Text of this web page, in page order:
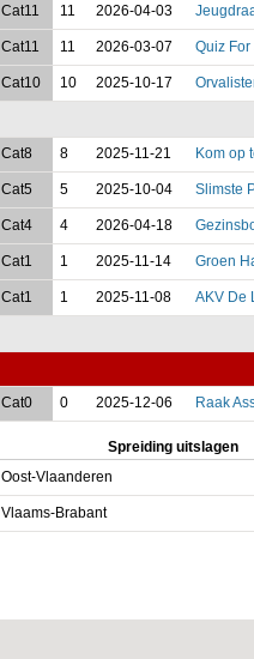
Cat11 11 2026-04-03
Cat11 11 2026-03-07 Quiz For
Cat10 10 2025-10-17
Cat8 8 2025-11-21 Kom op
Cat5 5 2025-10-04 Slimste
Cat4 4 2026-04-18
Cat1 1 2025-11-14 Groen
Cat1 1 2025-11-08 AKV De
Cat0 0 2025-12-06 Raak
Spreiding uitslagen
Oost-Vlaanderen
Vlaams-Brabant